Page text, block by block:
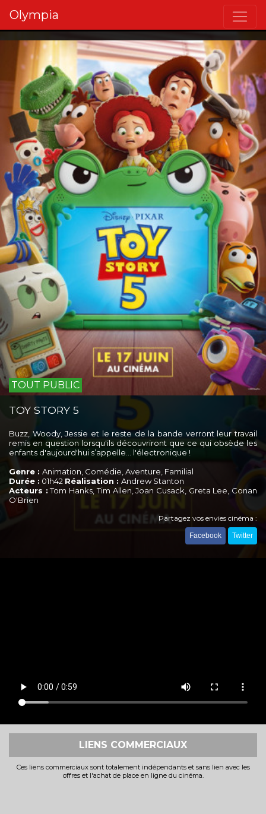
Olympia
TOUT PUBLIC
TOY STORY 5
Buzz, Woody, Jessie et le reste de la bande verront leur travail
remis en question lorsqu'ils découvriront que ce qui obsède les
enfants d'aujourd'hui s’appelle... l'électronique !
Genre : Animation, Comédie, Aventure, Familial
Durée : 01h42 Réalisation : Andrew Stanton
Acteurs :Tom Hanks, Tim Allen, Joan Cusack, Greta Lee, Conan
O'Brien
Partagez vos envies cinéma :
Facebook Twitter
LIENS COMMERCIAUX
Ces liens commerciaux sont totalement indépendants et sans lien avec les
offres et l'achat de place en ligne du cinéma.